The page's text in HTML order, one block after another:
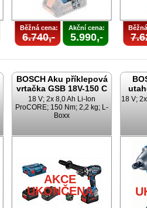
Běžná cena:
6.740,-
Akční cena:
5.990,-
BOSCH Aku příklepová
vrtačka GSB 18V-150 C
18 V; 2x 8,0 Ah Li-Ion
ProCORE; 150 Nm; 2,2 kg; L-
Boxx
AKCE
UKONČENA
18 V;